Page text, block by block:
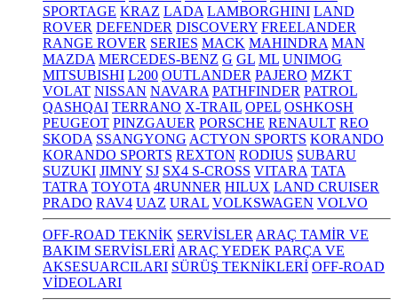
SPORTAGE KRAZ LADA LAMBORGHINI LAND
ROVER DEFENDER DISCOVERY FREELANDER
RANGE ROVER SERIES MACK MAHINDRA MAN
MAZDA MERCEDES-BENZ G GL ML UNIMOG
MITSUBISHI L200 OUTLANDER PAJERO MZKT
VOLAT NISSAN NAVARA PATHFINDER PATROL
QASHQAI TERRANO X-TRAIL OPEL OSHKOSH
PEUGEOT PINZGAUER PORSCHE RENAULT REO
SKODA SSANGYONG ACTYON SPORTS KORANDO
KORANDO SPORTS REXTON RODIUS SUBARU
SUZUKI JIMNY SJ SX4 S-CROSS VITARA TATA
TATRA TOYOTA 4RUNNER HILUX LAND CRUISER
PRADO RAV4 UAZ URAL VOLKSWAGEN VOLVO
OFF-ROAD TEKNİK SERVİSLER ARAÇ TAMİR VE
BAKIM SERVİSLERİ ARAÇ YEDEK PARÇA VE
AKSESUARCILARI SÜRÜŞ TEKNİKLERİ OFF-ROAD
VİDEOLARI